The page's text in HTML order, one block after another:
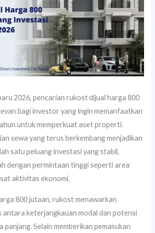
2026, pencarian rukost dijual harga 800
bagi investor yang ingin memanfaatkan
untuk memperkuat aset properti.
sewa yang terus berkembang menjadikan
satu peluang investasi yang stabil,
dengan permintaan tinggi seperti area
aktivitas ekonomi.
800 jutaan, rukost menawarkan
antara keterjangkauan modal dan potensi
panjang. Selain memberikan pemasukan